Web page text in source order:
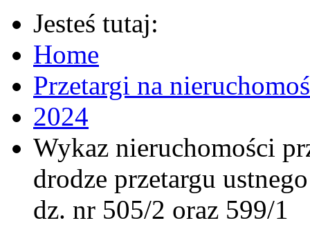
Jesteś tutaj:
Home
Przetargi na
2024
Wykaz nieruchomości
drodze przetargu
dz. nr 505/2 oraz 599/1